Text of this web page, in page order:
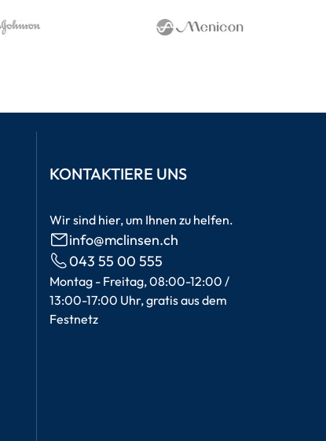
KONTAKTIERE UNS
Wir sind hier, um Ihnen zu helfen.
info@mclinsen.ch
043 55 00 555
Montag - Freitag, 08:00-12:00 /
13:00-17:00 Uhr, gratis aus dem
Festnetz